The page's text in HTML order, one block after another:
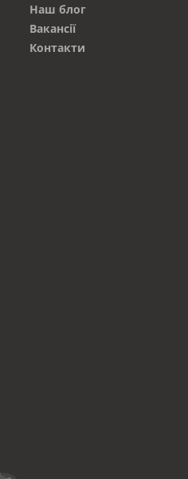
Наш блог
Вакансії
Контакти